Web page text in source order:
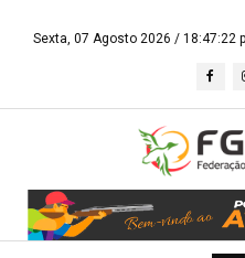
Sexta, 07 Agosto 2026 / 18:47:22